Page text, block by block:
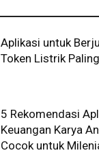
Aplikasi untuk
Token Listrik
5 Rekomendasi
Keuangan Karya
Cocok untuk